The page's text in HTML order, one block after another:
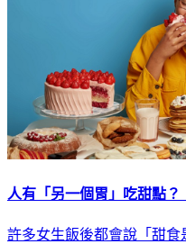
人有「另一個胃」吃甜點
許多女生飯後都會說「甜